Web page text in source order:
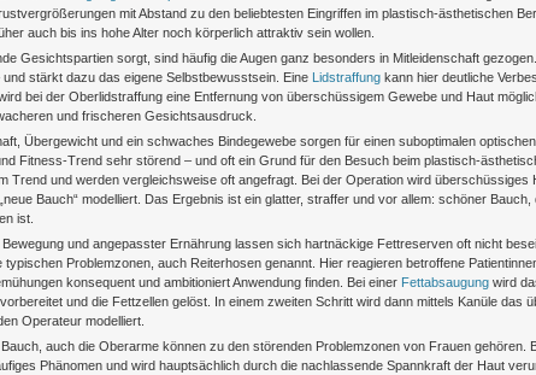
mit Abstand zu den beliebtesten Eingriffen im plastisch-ästhetischen
auch bis ins hohe Alter noch körperlich attraktiv sein wollen.
Gesichtspartien sorgt, sind häufig die Augen ganz besonders in Mitleidenschaft
stärkt dazu das eigene Selbstbewusstsein. Eine Lidstraffung kann hier deutliche
bei der Oberlidstraffung eine Entfernung von überschüssigem Gewebe und Haut
und frischeren Gesichtsausdruck.
Übergewicht und ein schwaches Bindegewebe sorgen für einen suboptimalen
Fitness-Trend sehr störend – und oft ein Grund für den Besuch beim plastisch-
Trend und werden vergleichsweise oft angefragt. Bei der Operation wird überschüssiges
Bauch“ modelliert. Das Ergebnis ist ein glatter, straffer und vor allem: schöner
ist.
Bewegung und angepasster Ernährung lassen sich hartnäckige Fettreserven oft nicht
Problemzonen, auch Reiterhosen genannt. Hier reagieren betroffene
konsequent und ambitioniert Anwendung finden. Bei einer Fettabsaugung wird
und die Fettzellen gelöst. In einem zweiten Schritt wird dann mittels Kanüle das
Operateur modelliert.
auch die Oberarme können zu den störenden Problemzonen von Frauen gehören.
Phänomen und wird hauptsächlich durch die nachlassende Spannkraft der Haut